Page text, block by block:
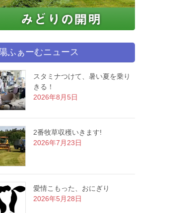
ふぁーむニュース
スタミナつけて、暑い夏を乗り
きる！
2026年8月5日
2番牧草収穫いきます!
2026年7月23日
愛情こもった、おにぎり
2026年5月28日